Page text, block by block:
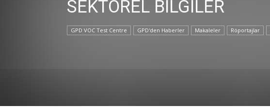
SEKTÖREL BILGILER
GPD VOC Test Centre GPD'den Haberler Makaleler Röportajlar